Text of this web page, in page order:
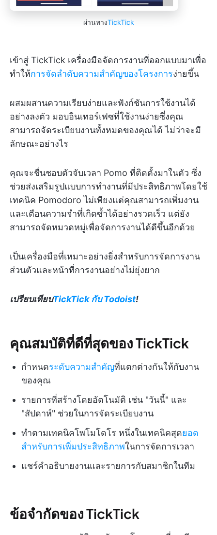
ผ่านทางTickTick
เข้าสู่ TickTick เครื่องมือจัดการงานที่ออกแบบมาเพื่อ
ทำให้การจัดลำดับความสำคัญของโครงการง่ายขึ้น
ผสมผสานความเรียบง่ายและฟังก์ชันการใช้งานได้
อย่างลงตัว มอบอินเทอร์เฟซที่ใช้งานง่ายซึ่งคุณ
สามารถจัดระเบียบงานทั้งหมดของคุณได้ ไม่ว่าจะมี
ลักษณะอย่างไร
คุณจะชื่นชอบตัวจับเวลา Pomo ที่ติดตั้งมาในตัว ซึ่ง
ช่วยส่งเสริมรูปแบบการทำงานที่มีประสิทธิภาพโดยใช้
เทคนิค Pomodoro ไม่เพียงแต่คุณสามารถเพิ่มงาน
และเตือนความจำที่เกิดซ้ำได้อย่างรวดเร็ว แต่ยัง
สามารถจัดหมวดหมู่เพื่อจัดการงานได้ดีขึ้นอีกด้วย
เป็นเครื่องมือที่เหมาะอย่างยิ่งสำหรับการจัดการงาน
ส่วนตัวและหน้าที่การงานอย่างไม่ยุ่งยาก
เปรียบเทียบTickTick กับ Todoist!
คุณสมบัติที่ดีที่สุดของ TickTick
กำหนดระดับความสำคัญที่แตกต่างกันให้กับงาน
ของคุณ
รายการที่สร้างโดยอัตโนมัติ เช่น "วันนี้" และ
"สัปดาห์" ช่วยในการจัดระเบียบงาน
ทำตามเทคนิคโพโมโดโร หนึ่งในเทคนิคสุดยอด
สำหรับการเพิ่มประสิทธิภาพในการจัดการเวลา
แชร์คำอธิบายงานและรายการกับสมาชิกในทีม
ข้อจำกัดของ TickTick